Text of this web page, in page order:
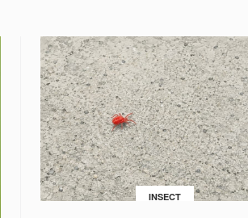
INSECT